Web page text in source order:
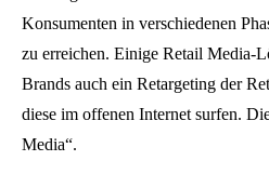
Konsumenten in verschiedenen
zu erreichen. Einige Retail Media-
Brands auch ein Retargeting der
diese im offenen Internet surfen.
Media“.